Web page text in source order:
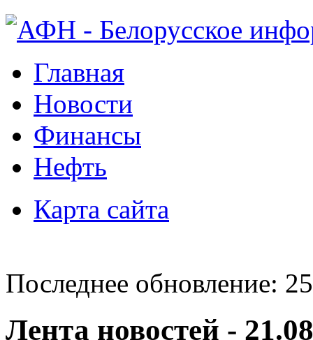
Главная
Новости
Финансы
Нефть
Карта сайта
Последнее обновление:
Лента новостей -